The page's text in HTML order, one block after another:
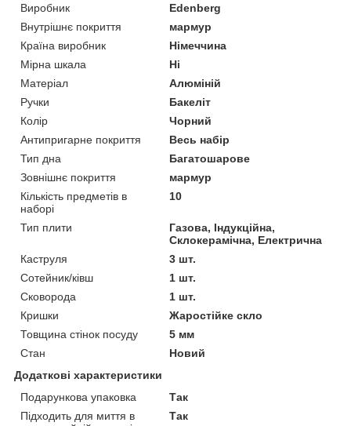
Виробник
Edenberg
Внутрішнє покриття
мармур
Країна виробник
Німеччина
Мірна шкала
Ні
Матеріал
Алюміній
Ручки
Бакеліт
Колір
Чорний
Антипригарне покриття
Весь набір
Тип дна
Багатошарове
Зовнішнє покриття
мармур
Кількість предметів в
наборі
10
Тип плити
Газова, Індукційна,
Склокерамічна, Електрична
Каструля
3 шт.
Сотейник/ківш
1 шт.
Сковорода
1 шт.
Кришки
Жаростійке скло
Товщина стінок посуду
5 мм
Стан
Новий
Додаткові характеристики
Подарункова упаковка
Так
Підходить для миття в
Так